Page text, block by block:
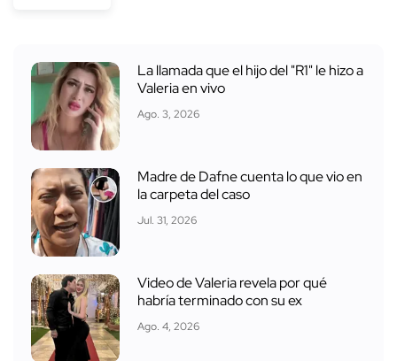
La llamada que el hijo del "R1" le hizo a
Valeria en vivo
Ago. 3, 2026
Madre de Dafne cuenta lo que vio en
la carpeta del caso
Jul. 31, 2026
Video de Valeria revela por qué
habría terminado con su ex
Ago. 4, 2026